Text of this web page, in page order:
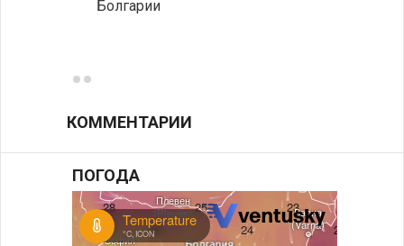
Болгарии
КОММЕНТАРИИ
ПОГОДА